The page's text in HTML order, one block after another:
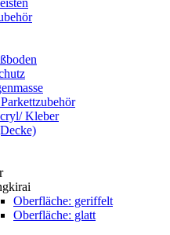
Kleber
Oberfläche: geriffelt
Oberfläche: glatt